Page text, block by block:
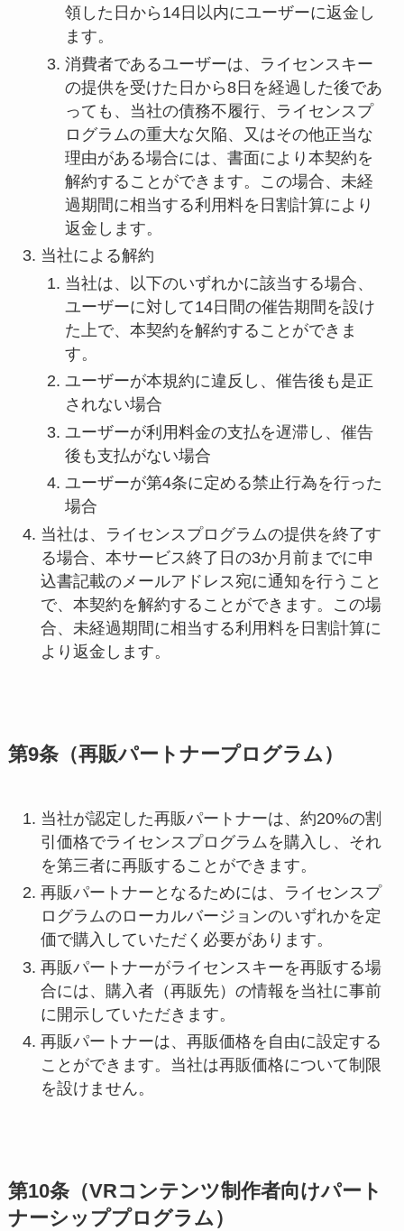
領した日から14日以内にユーザーに返金し
ます。
消費者であるユーザーは、ライセンスキー
の提供を受けた日から8日を経過した後であ
っても、当社の債務不履行、ライセンスプ
ログラムの重大な欠陥、又はその他正当な
理由がある場合には、書面により本契約を
解約することができます。この場合、未経
過期間に相当する利用料を日割計算により
返金します。
当社による解約
当社は、以下のいずれかに該当する場合、
ユーザーに対して14日間の催告期間を設け
た上で、本契約を解約することができま
す。
ユーザーが本規約に違反し、催告後も是正
されない場合
ユーザーが利用料金の支払を遅滞し、催告
後も支払がない場合
ユーザーが第4条に定める禁止行為を行った
場合
当社は、ライセンスプログラムの提供を終了す
る場合、本サービス終了日の3か月前までに申
込書記載のメールアドレス宛に通知を行うこと
で、本契約を解約することができます。この場
合、未経過期間に相当する利用料を日割計算に
より返金します。
第9条（再販パートナープログラム）
当社が認定した再販パートナーは、約20%の割
引価格でライセンスプログラムを購入し、それ
を第三者に再販することができます。
再販パートナーとなるためには、ライセンスプ
ログラムのローカルバージョンのいずれかを定
価で購入していただく必要があります。
再販パートナーがライセンスキーを再販する場
合には、購入者（再販先）の情報を当社に事前
に開示していただきます。
再販パートナーは、再販価格を自由に設定する
ことができます。当社は再販価格について制限
を設けません。
第10条（VRコンテンツ制作者向けパート
ナーシッププログラム）